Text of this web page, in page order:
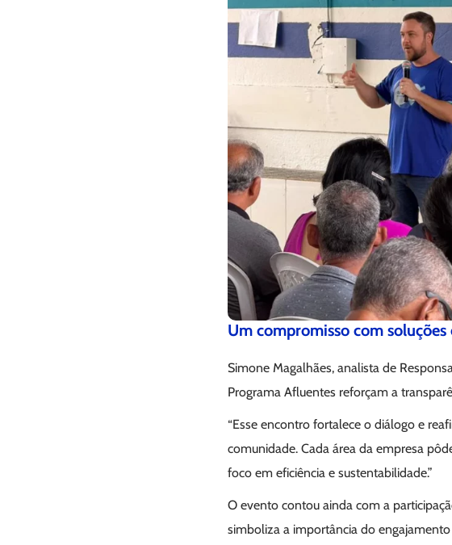
Um compromisso com soluções
Simone Magalhães, analista de
Programa Afluentes reforçam a
“Esse encontro fortalece o diálogo e
comunidade. Cada área da empresa
foco em eficiência e sustentabilidade.”
O evento contou ainda com a
simboliza a importância do